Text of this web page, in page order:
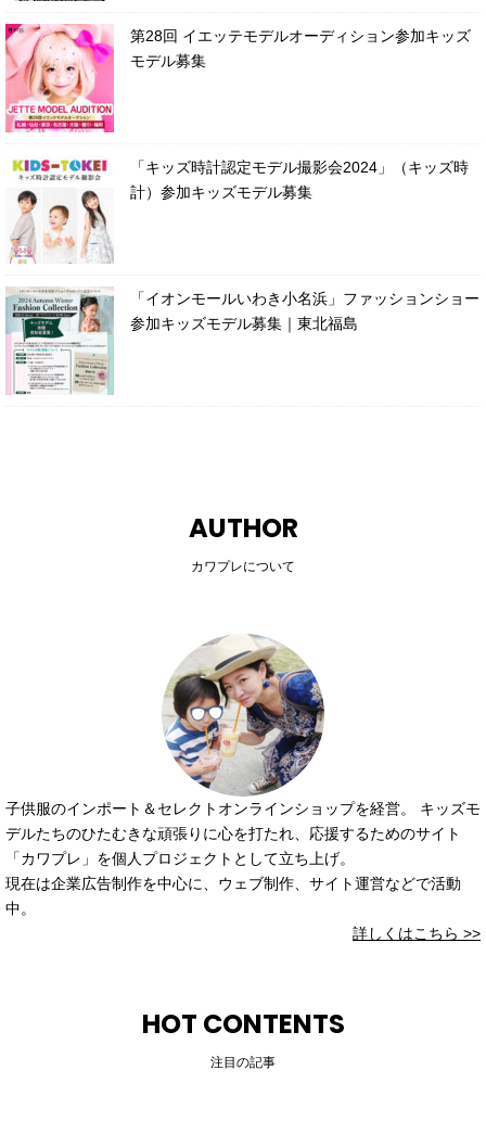
第28回 イエッテモデルオーディション参加キッズ
モデル募集
「キッズ時計認定モデル撮影会2024」（キッズ時
計）参加キッズモデル募集
「イオンモールいわき小名浜」ファッションショー
参加キッズモデル募集｜東北福島
AUTHOR
カワプレについて
子供服のインポート＆セレクトオンラインショップを経営。 キッズモ
デルたちのひたむきな頑張りに心を打たれ、応援するためのサイト
「カワプレ」を個人プロジェクトとして立ち上げ。
現在は企業広告制作を中心に、ウェブ制作、サイト運営などで活動
中。
詳しくはこちら >>
HOT CONTENTS
注目の記事